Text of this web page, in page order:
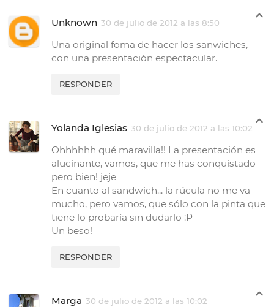
Unknown 30 de julio de 2012 a las 8:50
Una original foma de hacer los sanwiches,
con una presentación espectacular.
RESPONDER
Yolanda Iglesias 30 de julio de 2012 a las 10:02
Ohhhhhh qué maravilla!! La presentación es
alucinante, vamos, que me has conquistado
pero bien! jeje
En cuanto al sandwich... la rúcula no me va
mucho, pero vamos, que sólo con la pinta que
tiene lo probaría sin dudarlo :P
Un beso!
RESPONDER
Marga 30 de julio de 2012 a las 10:02